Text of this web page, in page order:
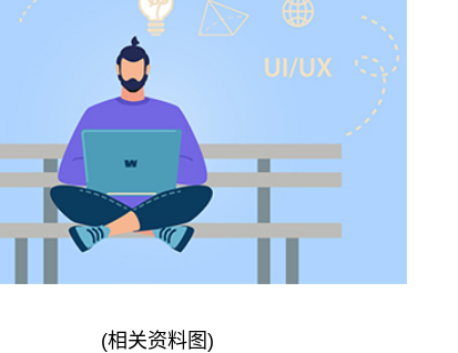
(相关资料图)